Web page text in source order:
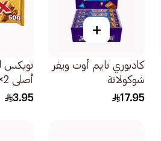
+
كادبوري تايم أوت ويفر
شوكولاتة
12×20.8جرام
17.95
تويكس
أصلي 2×50جرام
3.95